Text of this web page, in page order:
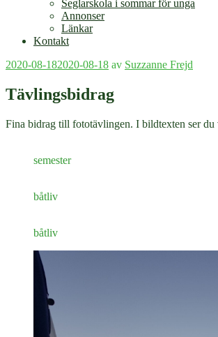
Seglarskola i sommar för unga
Annonser
Länkar
Kontakt
Publicerat
2020-08-182020-08-18 av Suzzanne Frejd
Tävlingsbidrag
Fina bidrag till fototävlingen. I bildtexten ser
semester
båtliv
båtliv